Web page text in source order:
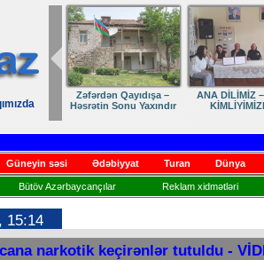
Zəfərdən Qayıdışa –
Həsrətin Sonu Yaxındır
ANA DİLİMİZ
Güneyin səsi Ədəbiyyat Turan Dünya
Bütöv Azərbaycançılar Reklam xidmətləri
15:14
narkotik keçirənlər tutuldu -